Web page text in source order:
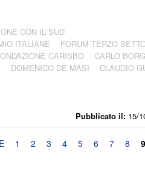
Pubblicato il: 15/
CON IL SUD
ITALIANE
FORUM TERZO
CARISBO
CARLO
DOMENICO DE MASI
CLAUDIO
1 2 3 4 5 6 7 8 9